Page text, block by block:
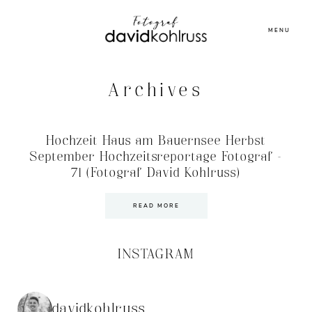
MENU
Archives
Hochzeit Haus am Bauernsee Herbst
September Hochzeitsreportage Fotograf –
71 (Fotograf David Kohlruss)
READ MORE
INSTAGRAM
davidkohlruss